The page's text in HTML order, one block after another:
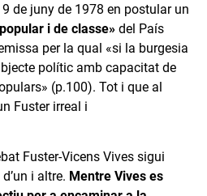
de juny de 1978 en postular un
i de classe» del País
per la qual «si la burgesia
polític amb capacitat de
(p.100). Tot i que al
Fuster irreal i
Fuster-Vicens Vives sigui
i altre. Mentre Vives es